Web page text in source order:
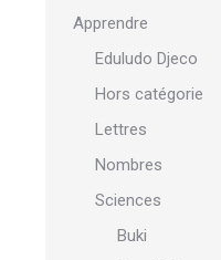
Apprendre
Eduludo Djeco
Hors catégorie
Lettres
Nombres
Sciences
Buki